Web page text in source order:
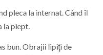
pleca la internat. Când îl
la piept.
bun. Obrajii lipiţi de